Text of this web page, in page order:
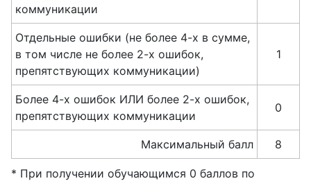
коммуникации
Отдельные ошибки (не более 4-х в сумме,
в том числе не более 2-х ошибок,
препятствующих коммуникации)
1
Более 4-х ошибок ИЛИ более 2-х ошибок,
препятствующих коммуникации
0
Максимальный балл 8
* При получении обучающимся 0 баллов по